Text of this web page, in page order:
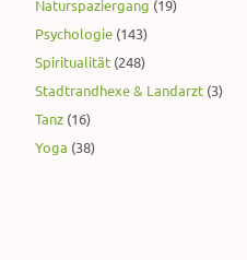
Naturspaziergang (19)
Psychologie (143)
Spiritualität (248)
Stadtrandhexe & Landarzt (3)
Tanz (16)
Yoga (38)